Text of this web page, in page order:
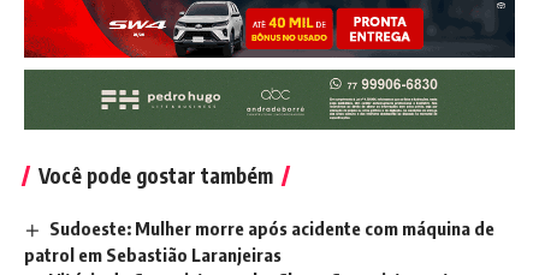
Você pode gostar também
Sudoeste: Mulher morre após acidente com máquina de
patrol em Sebastião Laranjeiras